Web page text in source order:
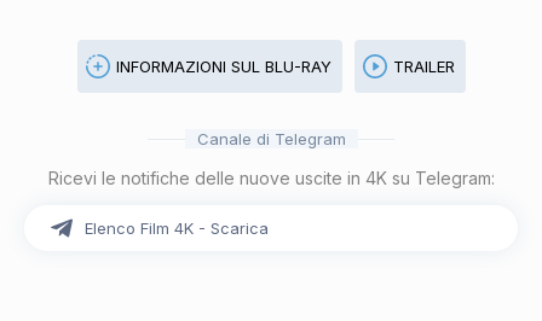
INFORMAZIONI SUL BLU-RAY TRAILER
Canale di Telegram
Ricevi le notifiche delle nuove uscite in 4K su Telegram:
Elenco Film 4K - Scarica